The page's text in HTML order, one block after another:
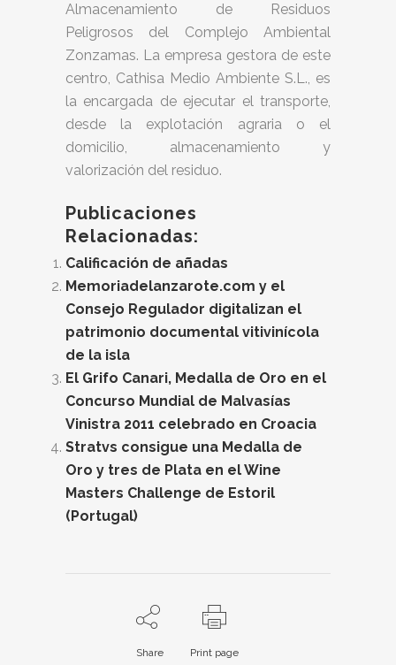
Almacenamiento de Residuos
Peligrosos del Complejo Ambiental
Zonzamas. La empresa gestora de este
centro, Cathisa Medio Ambiente S.L., es
la encargada de ejecutar el transporte,
desde la explotación agraria o el
domicilio, almacenamiento y
valorización del residuo.
Publicaciones
Relacionadas:
Calificación de añadas
Memoriadelanzarote.com y el
Consejo Regulador digitalizan el
patrimonio documental vitivinícola
de la isla
El Grifo Canari, Medalla de Oro en el
Concurso Mundial de Malvasías
Vinistra 2011 celebrado en Croacia
Stratvs consigue una Medalla de
Oro y tres de Plata en el Wine
Masters Challenge de Estoril
(Portugal)
Share Print page